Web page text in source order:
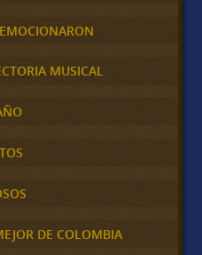
MUSICAL
DE COLOMBIA